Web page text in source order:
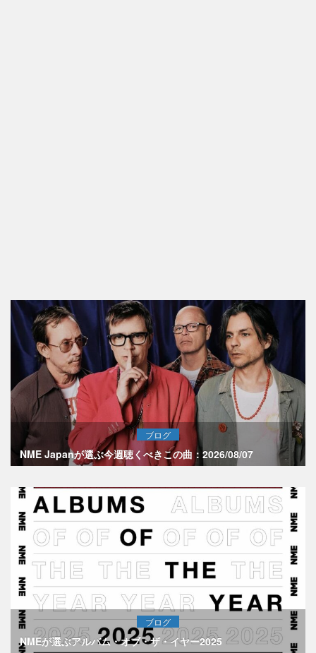
ブログ
NME Japanが選ぶ今週聴くべきこの曲：2026/08/07
ブログ
NMEが選ぶアルバム・オブ・ザ・イヤー2025